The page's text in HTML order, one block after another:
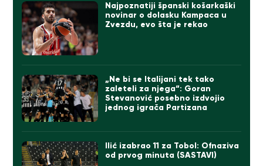
Najpoznatiji španski košarkaški
novinar o dolasku Kampaca u
Zvezdu, evo šta je rekao
„Ne bi se Italijani tek tako
zaleteli za njega“: Goran
Stevanović posebno izdvojio
jednog igrača Partizana
Ilić izabrao 11 za Tobol: Ofnaziva
od prvog minuta (SASTAVI)